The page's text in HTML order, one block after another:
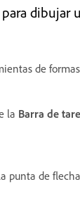
dibujar
de
la Barra de
punta de